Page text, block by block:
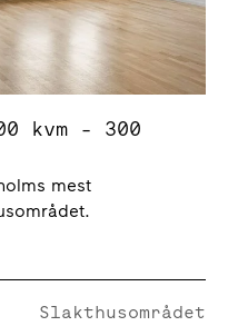
- 300
mest
Slakthusområdet